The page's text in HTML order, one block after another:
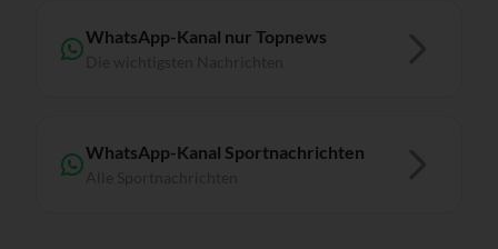
WhatsApp-Kanal nur Topnews
WhatsApp-Kanal Sportnachrichten